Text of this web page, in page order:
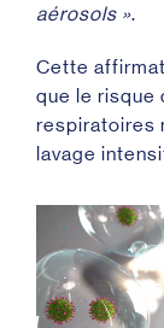
aérosols ».
Cette
que le risque
respiratoires
lavage